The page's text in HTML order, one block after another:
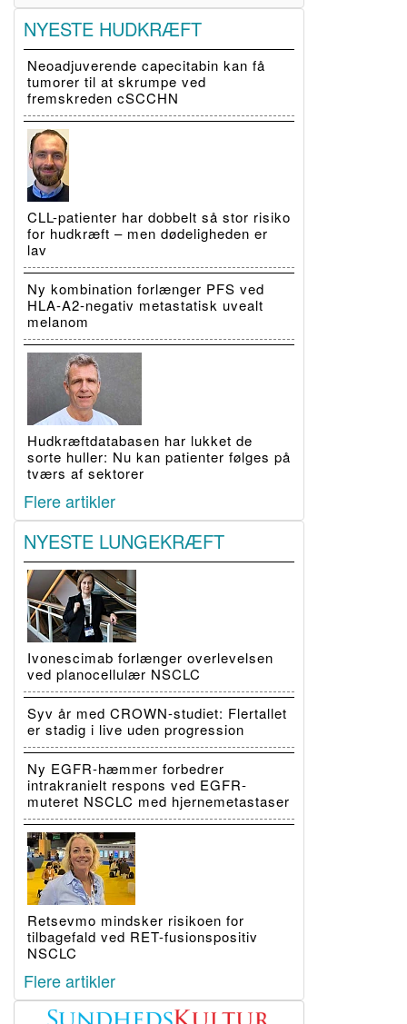
NYESTE HUDKRÆFT
Neoadjuverende capecitabin kan få
tumorer til at skrumpe ved
fremskreden cSCCHN
CLL-patienter har dobbelt så stor risiko
for hudkræft – men dødeligheden er
lav
Ny kombination forlænger PFS ved
HLA-A2-negativ metastatisk uvealt
melanom
Hudkræftdatabasen har lukket de
sorte huller: Nu kan patienter følges på
tværs af sektorer
Flere artikler
NYESTE LUNGEKRÆFT
Ivonescimab forlænger overlevelsen
ved planocellulær NSCLC
Syv år med CROWN-studiet: Flertallet
er stadig i live uden progression
Ny EGFR-hæmmer forbedrer
intrakranielt respons ved EGFR-
muteret NSCLC med hjernemetastaser
Retsevmo mindsker risikoen for
tilbagefald ved RET-fusionspositiv
NSCLC
Flere artikler